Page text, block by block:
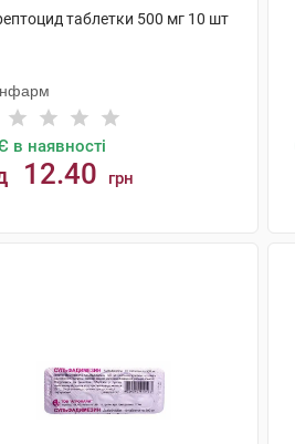
таблетки 500 мг 10 шт
в наявності
12.40 грн